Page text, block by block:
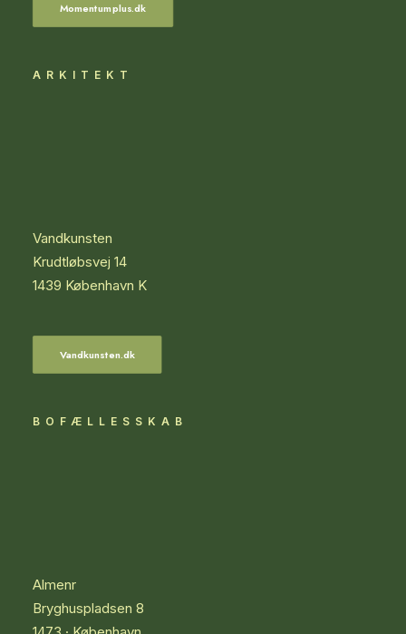
Momentumplus.dk
ARKITEKT
Vandkunsten
Krudtløbsvej 14
1439 København K
Vandkunsten.dk
BOFÆLLESSKAB
Almenr
Bryghuspladsen 8